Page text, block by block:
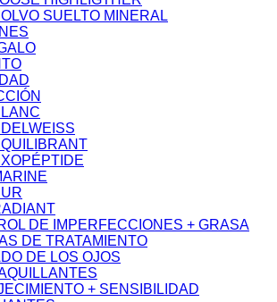
SUELTO MINERAL
DE IMPERFECCIONES + GRASA
DE TRATAMIENTO
DE LOS OJOS
+ SENSIBILIDAD